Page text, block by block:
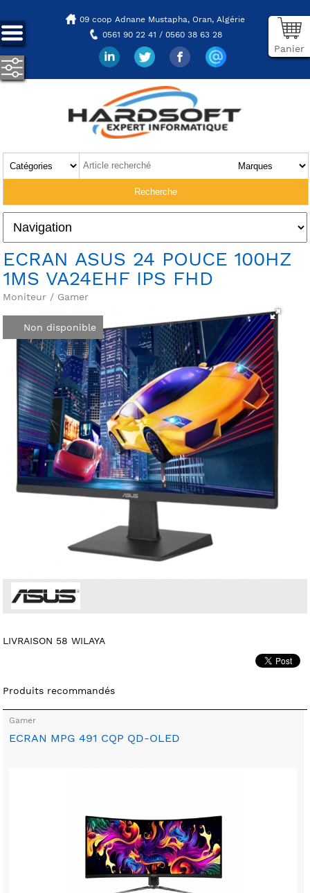
09 coop Adnane Mustapha, Oran, Algérie
0561 90 22 41 / 0560 38 63 28
Panier
ECRAN ASUS 24 POUCE 100HZ
1MS VA24EHF IPS FHD
Moniteur / Gamer
Non disponible
LIVRAISON 58 WILAYA
Produits recommandés
Gamer
ECRAN MPG 491 CQP QD-OLED